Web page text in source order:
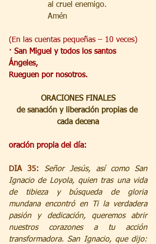
al cruel enemigo.
Amén
(En las cuentas pequeñas – 10 veces)
· San Miguel y todos los santos
Ángeles,
Rueguen por nosotros.
ORACIONES FINALES
de sanación y liberación propias de
cada decena
oración propia del día:
DIA 35: Señor Jesús, así como San
Ignacio de Loyola, quien tras una vida
de tibieza y búsqueda de gloria
mundana encontró en Ti la verdadera
pasión y dedicación, queremos abrir
nuestros corazones a tu acción
transformadora. San Ignacio, que dijo: